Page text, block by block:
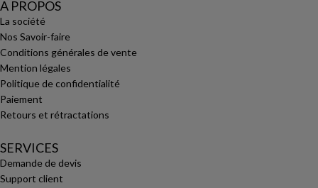
A PROPOS
La société
Nos Savoir-faire
Conditions générales de vente
Mention légales
Politique de confidentialité
Paiement
Retours et rétractations
SERVICES
Demande de devis
Support client